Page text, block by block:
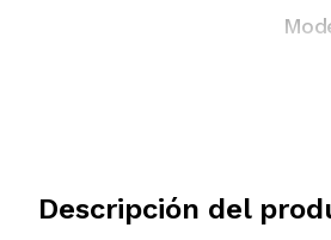
Descripción del